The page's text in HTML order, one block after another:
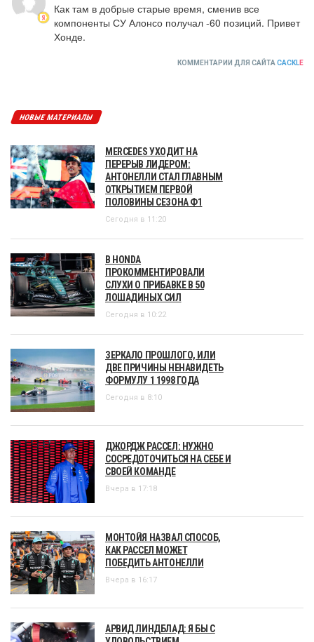
Как там в добрые старые время, сменив все
компоненты СУ Алонсо получал -60 позиций. Привет
Хонде.
КОММЕНТАРИИ ДЛЯ САЙТА CACKLE
НОВЫЕ МАТЕРИАЛЫ
MERCEDES УХОДИТ НА
ПЕРЕРЫВ ЛИДЕРОМ:
АНТОНЕЛЛИ СТАЛ ГЛАВНЫМ
ОТКРЫТИЕМ ПЕРВОЙ
ПОЛОВИНЫ СЕЗОНА Ф1
Сегодня в 11:20
В HONDA
ПРОКОММЕНТИРОВАЛИ
СЛУХИ О ПРИБАВКЕ В 50
ЛОШАДИНЫХ СИЛ
Сегодня в 10:22
ЗЕРКАЛО ПРОШЛОГО, ИЛИ
ДВЕ ПРИЧИНЫ НЕНАВИДЕТЬ
ФОРМУЛУ 1 1998 ГОДА
Сегодня в 8:10
ДЖОРДЖ РАССЕЛ: НУЖНО
СОСРЕДОТОЧИТЬСЯ НА СЕБЕ И
СВОЕЙ КОМАНДЕ
Вчера в 17:18
МОНТОЙЯ НАЗВАЛ СПОСОБ,
КАК РАССЕЛ МОЖЕТ
ПОБЕДИТЬ АНТОНЕЛЛИ
Вчера в 16:17
АРВИД ЛИНДБЛАД: Я БЫ С